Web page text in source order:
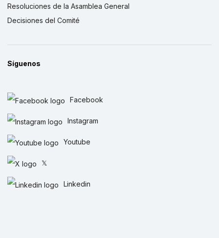
Resoluciones de la Asamblea General
Decisiones del Comité
Síguenos
Facebook
Instagram
Youtube
𝕏
Linkedin